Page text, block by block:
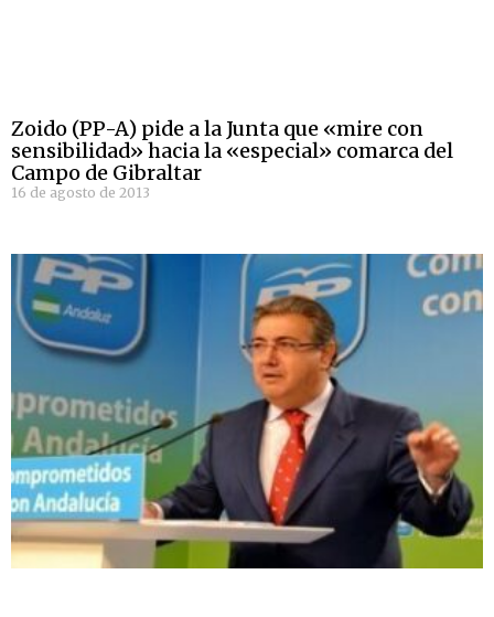
Zoido (PP-A) pide a la Junta que «mire con
sensibilidad» hacia la «especial» comarca del
Campo de Gibraltar
16 de agosto de 2013